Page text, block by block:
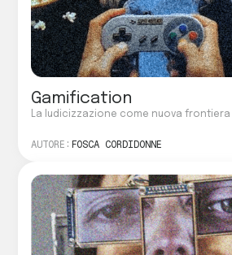
Gamification
La ludicizzazione come nuova frontiera
AUTORE: FOSCA CORDIDONNE